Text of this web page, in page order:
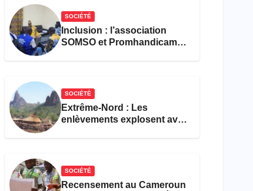
SOCIÉTÉ
Inclusion : l’association
SOMSO et Promhandicam
SOCIÉTÉ
Extrême-Nord : Les
enlèvements explosent avec
SOCIÉTÉ
Recensement au Cameroun